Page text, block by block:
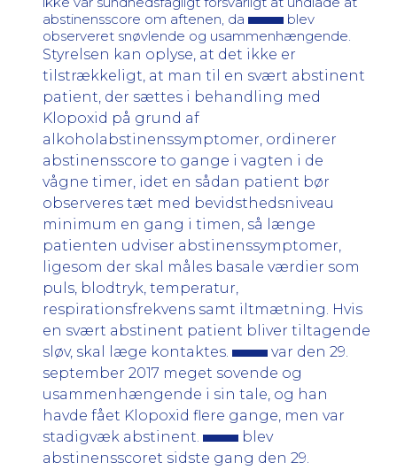
abstinensscore om aftenen, da
blev
observeret snøvlende og usammenhængende.
Styrelsen kan oplyse, at det ikke er
tilstrækkeligt, at man til en svært abstinent
patient, der sættes i behandling med
Klopoxid på grund af
alkoholabstinenssymptomer, ordinerer
abstinensscore to gange i vagten i de
vågne timer, idet en sådan patient bør
observeres tæt med bevidsthedsniveau
minimum en gang i timen, så længe
patienten udviser abstinenssymptomer,
ligesom der skal måles basale værdier som
puls, blodtryk, temperatur,
respirationsfrekvens samt iltmætning. Hvis
en svært abstinent patient bliver tiltagende
sløv, skal læge kontaktes.
var den 29.
september 2017 meget sovende og
usammenhængende i sin tale, og han
havde fået Klopoxid flere gange, men var
stadigvæk abstinent.
blev
abstinensscoret sidste gang den 29.